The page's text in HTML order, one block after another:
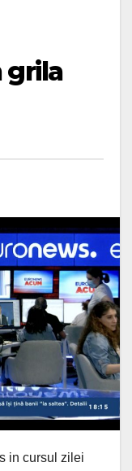
grila
in cursul zilei